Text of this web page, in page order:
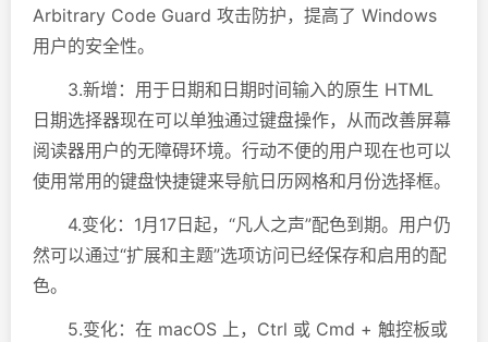
Arbitrary Code Guard 攻击防护，提高了 Windows
用户的安全性。
3.新增：用于日期和日期时间输入的原生 HTML
日期选择器现在可以单独通过键盘操作，从而改善屏幕
阅读器用户的无障碍环境。行动不便的用户现在也可以
使用常用的键盘快捷键来导航日历网格和月份选择框。
4.变化：1月17日起，“凡人之声”配色到期。用户仍
然可以通过“扩展和主题”选项访问已经保存和启用的配
色。
5.变化：在 macOS 上，Ctrl 或 Cmd + 触控板或